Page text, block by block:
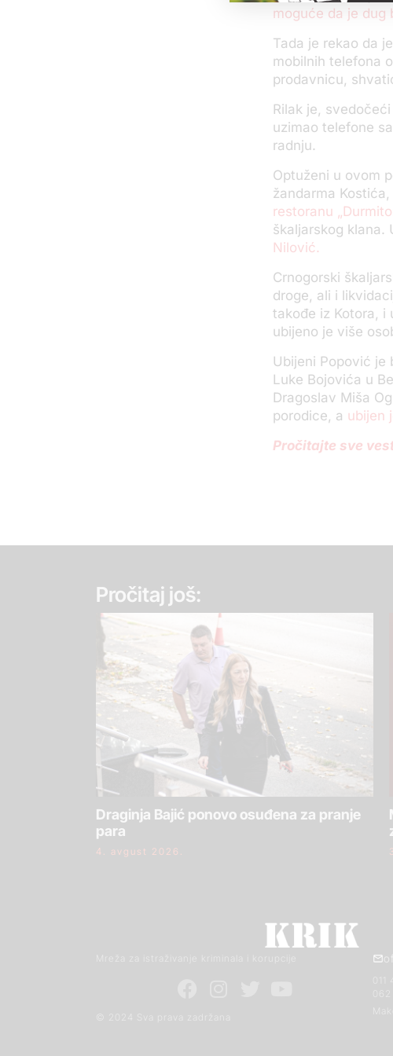
moguće da je dug
Tada je rekao da
mobilnih telefona
prodavnicu,
Rilak je,
uzimao telefone
radnju.
Optuženi u ovom
žandarma
restoranu
škaljarskog klana.
Nilović.
Crnogorski
droge, ali i
takođe iz Kotora, i
ubijeno je više
Ubijeni Popović je
Luke Bojovića u
Dragoslav Miša
porodice, a ubijen
Pročitajte sve
Pročitaj još:
Draginja Bajić ponovo osuđena za pranje
para
4. avgust 2026.
Mreža za istraživanje kriminala i korupcije
© 2024 Sva prava zadržana